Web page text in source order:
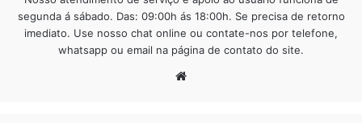
duas folhas de papel cartão. Essas placas são fabricadas
industrialmente e usadas em sistemas de paredes e
segunda á sábado. Das: 09:00h ás 18:00h. Se precisa de retorno
imediato. Use nosso chat online ou contate-nos por telefone,
whatsapp ou email na página de contato do site.